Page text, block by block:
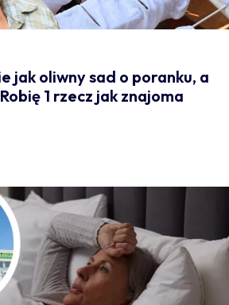
jak oliwny sad o poranku, a
1 rzecz jak znajoma